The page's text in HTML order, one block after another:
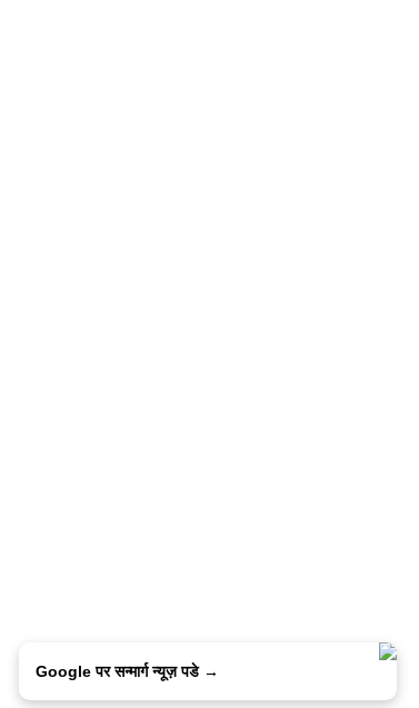
Google पर सन्मार्ग न्यूज़ पडे →